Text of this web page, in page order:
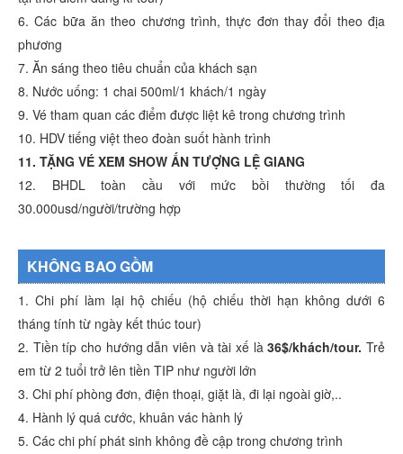
6. Các bữa ăn theo chương trình, thực đơn thay đổi theo địa
phương
7. Ăn sáng theo tiêu chuẩn của khách sạn
8. Nước uống: 1 chai 500ml/1 khách/1 ngày
9. Vé tham quan các điểm được liệt kê trong chương trình
10. HDV tiếng việt theo đoàn suốt hành trình
11. TẶNG VÉ XEM SHOW ẤN TƯỢNG LỆ GIANG
12. BHDL toàn cầu với mức bồi thường tối đa
30.000usd/người/trường hợp
KHÔNG BAO GỒM
1. Chi phí làm lại hộ chiếu (hộ chiếu thời hạn không dưới 6
tháng tính từ ngày kết thúc tour)
2. Tiền típ cho hướng dẫn viên và tài xế là36$/khách/tour. Trẻ
em từ 2 tuổi trở lên tiền TIP như người lớn
3. Chi phí phòng đơn, điện thoại, giặt là, đi lại ngoài giờ,..
4. Hành lý quá cước, khuân vác hành lý
5. Các chi phí phát sinh không đề cập trong chương trình